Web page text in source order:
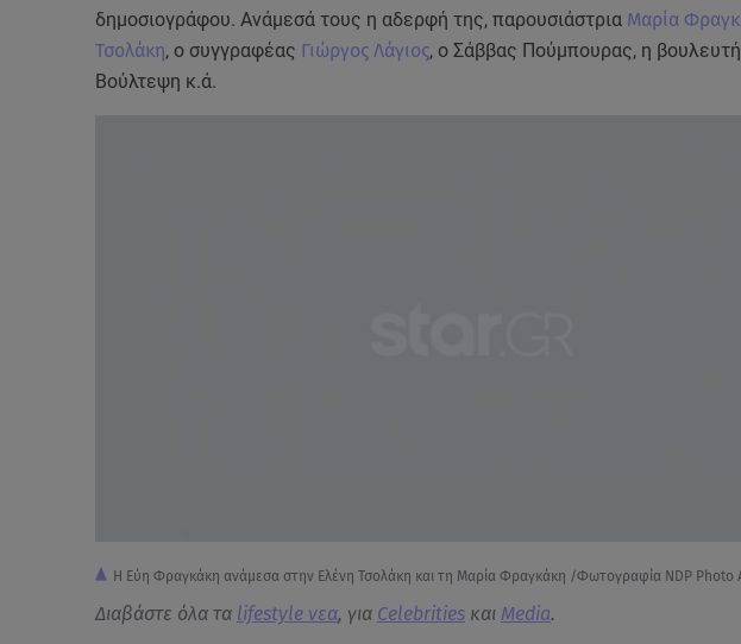
δημοσιογράφου. Ανάμεσά τους η αδερφή της, παρουσιάστρια Μαρία
Τσολάκη, ο συγγραφέας Γιώργος Λάγιος, ο Σάββας Πούμπουρας, η
Βούλτεψη κ.ά.
Η Εύη Φραγκάκη ανάμεσα στην Ελένη Τσολάκη και τη Μαρία Φραγκάκη /Φωτογραφία NDP Photo
Διαβάστε όλα τα lifestyle νεα, για Celebritiesκαι Media.